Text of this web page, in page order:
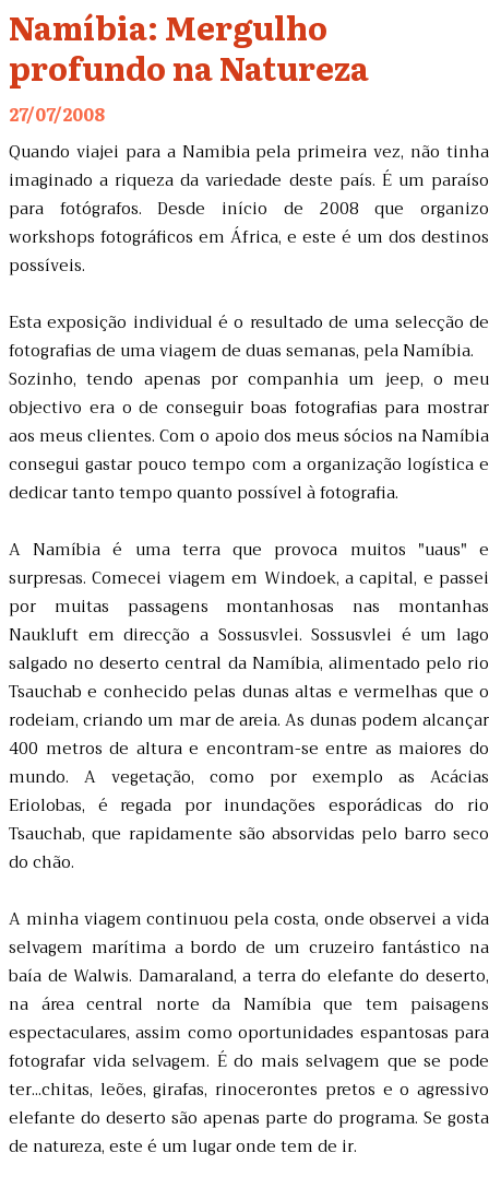
Namíbia: Mergulho
profundo na Natureza
27/07/2008
Quando viajei para a Namibia pela primeira vez, não tinha
imaginado a riqueza da variedade deste país. É um paraíso
para fotógrafos. Desde início de 2008 que organizo
workshops fotográficos em África, e este é um dos destinos
possíveis.
Esta exposição individual é o resultado de uma selecção de
fotografias de uma viagem de duas semanas, pela Namíbia.
Sozinho, tendo apenas por companhia um jeep, o meu
objectivo era o de conseguir boas fotografias para mostrar
aos meus clientes. Com o apoio dos meus sócios na Namíbia
consegui gastar pouco tempo com a organização logística e
dedicar tanto tempo quanto possível à fotografia.
A Namíbia é uma terra que provoca muitos "uaus" e
surpresas. Comecei viagem em Windoek, a capital, e passei
por muitas passagens montanhosas nas montanhas
Naukluft em direcção a Sossusvlei. Sossusvlei é um lago
salgado no deserto central da Namíbia, alimentado pelo rio
Tsauchab e conhecido pelas dunas altas e vermelhas que o
rodeiam, criando um mar de areia. As dunas podem alcançar
400 metros de altura e encontram-se entre as maiores do
mundo. A vegetação, como por exemplo as Acácias
Eriolobas, é regada por inundações esporádicas do rio
Tsauchab, que rapidamente são absorvidas pelo barro seco
do chão.
A minha viagem continuou pela costa, onde observei a vida
selvagem marítima a bordo de um cruzeiro fantástico na
baía de Walwis. Damaraland, a terra do elefante do deserto,
na área central norte da Namíbia que tem paisagens
espectaculares, assim como oportunidades espantosas para
fotografar vida selvagem. É do mais selvagem que se pode
ter...chitas, leões, girafas, rinocerontes pretos e o agressivo
elefante do deserto são apenas parte do programa. Se gosta
de natureza, este é um lugar onde tem de ir.